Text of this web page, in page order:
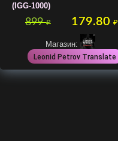
(IGG-1000)
899₽ 179.80 ₽
Магазин:
Leonid Petrov Translate